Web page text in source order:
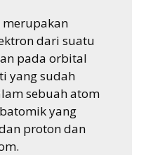
merupakan
dari suatu
pada orbital
yang sudah
sebuah atom
yang
proton dan